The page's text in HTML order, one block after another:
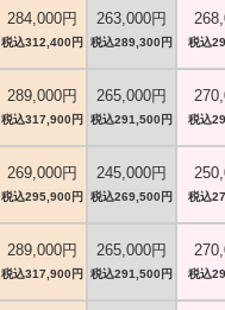
284,000円
税込312,400円
263,000円
税込289,300円 税込
289,000円
税込317,900円
265,000円
税込291,500円 税込
269,000円
税込295,900円
245,000円
税込269,500円 税込
289,000円
税込317,900円
265,000円
税込291,500円 税込